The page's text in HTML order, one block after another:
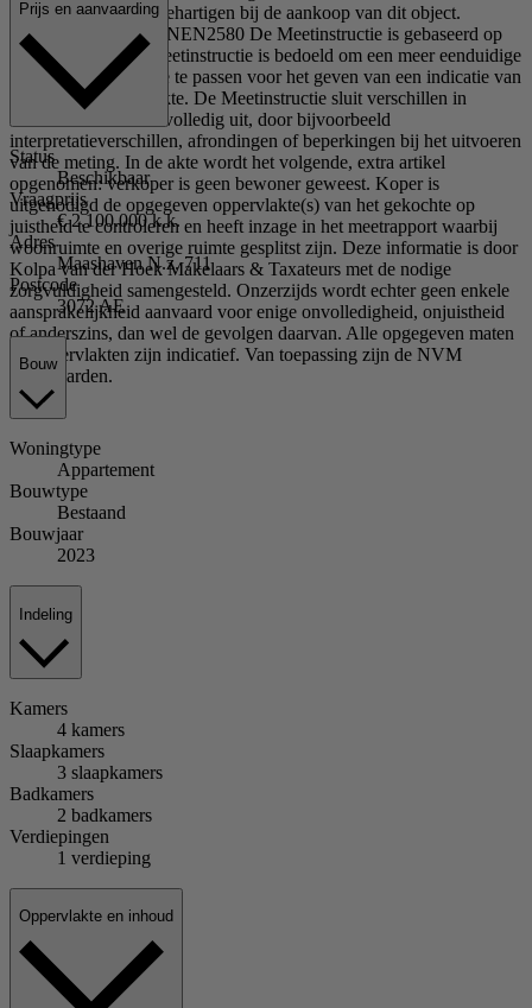
om uw belangen te behartigen bij de aankoop van dit object.
Toelichtingsclausule NEN2580 De Meetinstructie is gebaseerd op
de NEN2580. De Meetinstructie is bedoeld om een meer eenduidige
manier van meten toe te passen voor het geven van een indicatie van
de gebruiksoppervlakte. De Meetinstructie sluit verschillen in
meetuitkomsten niet volledig uit, door bijvoorbeeld
interpretatieverschillen, afrondingen of beperkingen bij het uitvoeren
van de meting. In de akte wordt het volgende, extra artikel
opgenomen: verkoper is geen bewoner geweest. Koper is
uitgenodigd de opgegeven oppervlakte(s) van het gekochte op
juistheid te controleren en heeft inzage in het meetrapport waarbij
woonruimte en overige ruimte gesplitst zijn. Deze informatie is door
Kolpa van der Hoek Makelaars & Taxateurs met de nodige
zorgvuldigheid samengesteld. Onzerzijds wordt echter geen enkele
aansprakelijkheid aanvaard voor enige onvolledigheid, onjuistheid
of anderszins, dan wel de gevolgen daarvan. Alle opgegeven maten
en oppervlakten zijn indicatief. Van toepassing zijn de NVM
voorwaarden.
Prijs en aanvaarding
Status
Beschikbaar
Vraagprijs
€ 2.100.000 k.k.
Adres
Maashaven N.z. 711
Postcode
3072 AE
Bouw
Woningtype
Appartement
Bouwtype
Bestaand
Bouwjaar
2023
Indeling
Kamers
4 kamers
Slaapkamers
3 slaapkamers
Badkamers
2 badkamers
Verdiepingen
1 verdieping
Oppervlakte en inhoud